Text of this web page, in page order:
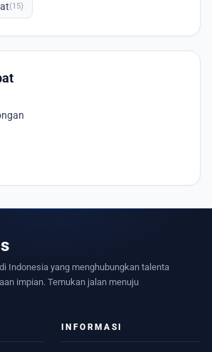
(15)
Indonesia yang menghubungkan talenta
impian. Temukan jalan menuju
INFORMASI